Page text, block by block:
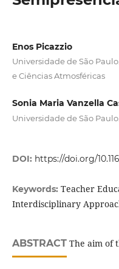
Enos Picazzio
Universidade de São
e Ciências Atmosféricas
Sonia Maria Vanzella
Universidade de São
DOI: https://doi.org/
Keywords: Teacher
Interdisciplinary
ABSTRACTThe aim of